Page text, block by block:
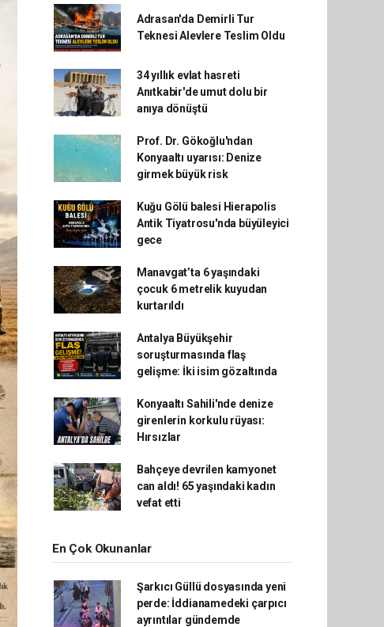
Adrasan'da Demirli Tur
Teknesi Alevlere Teslim Oldu
34 yıllık evlat hasreti
Anıtkabir'de umut dolu bir
anıya dönüştü
Prof. Dr. Gökoğlu'ndan
Konyaaltı uyarısı: Denize
girmek büyük risk
Kuğu Gölü balesi Hierapolis
Antik Tiyatrosu'nda büyüleyici
gece
Manavgat’ta 6 yaşındaki
çocuk 6 metrelik kuyudan
kurtarıldı
Antalya Büyükşehir
soruşturmasında flaş
gelişme: İki isim gözaltında
Konyaaltı Sahili'nde denize
girenlerin korkulu rüyası:
Hırsızlar
Bahçeye devrilen kamyonet
can aldı! 65 yaşındaki kadın
vefat etti
En Çok Okunanlar
Şarkıcı Güllü dosyasında yeni
perde: İddianamedeki çarpıcı
ayrıntılar gündemde